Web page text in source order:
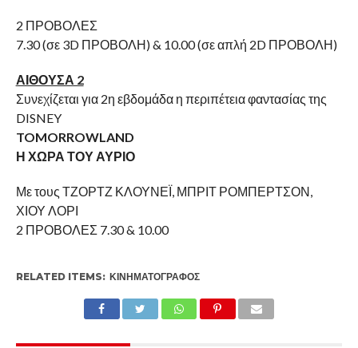
2 ΠΡΟΒΟΛΕΣ
7.30 (σε 3D ΠΡΟΒΟΛΗ) & 10.00 (σε απλή 2D ΠΡΟΒΟΛΗ)
ΑΙΘΟΥΣΑ 2
Συνεχίζεται για 2η εβδομάδα η περιπέτεια φαντασίας της
DISNEY
TOMORROWLAND
Η ΧΩΡΑ ΤΟΥ ΑΥΡΙΟ
Με τους ΤΖΟΡΤΖ ΚΛΟΥΝΕΪ, ΜΠΡΙΤ ΡΟΜΠΕΡΤΣΟΝ,
ΧΙΟΥ ΛΟΡΙ
2 ΠΡΟΒΟΛΕΣ 7.30 & 10.00
RELATED ITEMS: ΚΙΝΗΜΑΤΟΓΡΆΦΟΣ